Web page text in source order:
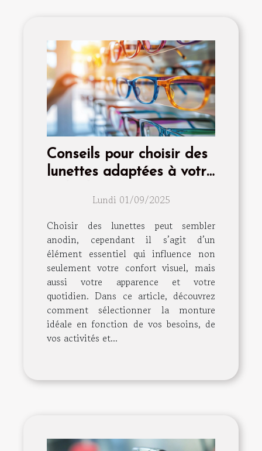
Conseils pour choisir des
lunettes adaptées à votre
Lundi 01/09/2025
Choisir des lunettes peut sembler
anodin, cependant il s’agit d’un
élément essentiel qui influence non
seulement votre confort visuel, mais
aussi votre apparence et votre
quotidien. Dans ce article, découvrez
comment sélectionner la monture
idéale en fonction de vos besoins, de
vos activités et...